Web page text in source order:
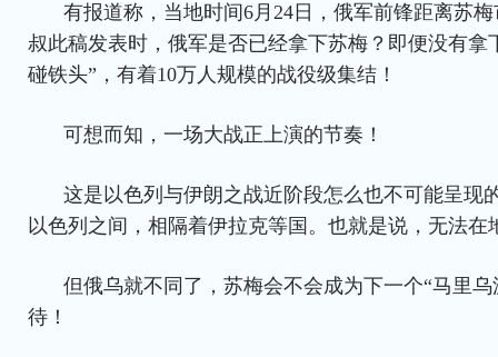
有报道称，当地时间6月24日，俄军前锋距离苏
叔此稿发表时，俄军是否已经拿下苏梅？即便没有拿
碰铁头”，有着10万人规模的战役级集结！
可想而知，一场大战正上演的节奏！
这是以色列与伊朗之战近阶段怎么也不可能呈现
以色列之间，相隔着伊拉克等国。也就是说，无法在
但俄乌就不同了，苏梅会不会成为下一个“马里
待！